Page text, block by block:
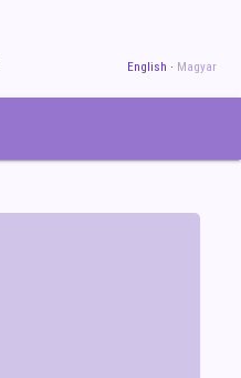
English Magyar